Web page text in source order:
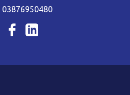
03876950480